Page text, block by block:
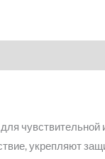
чувствительной
укрепляют